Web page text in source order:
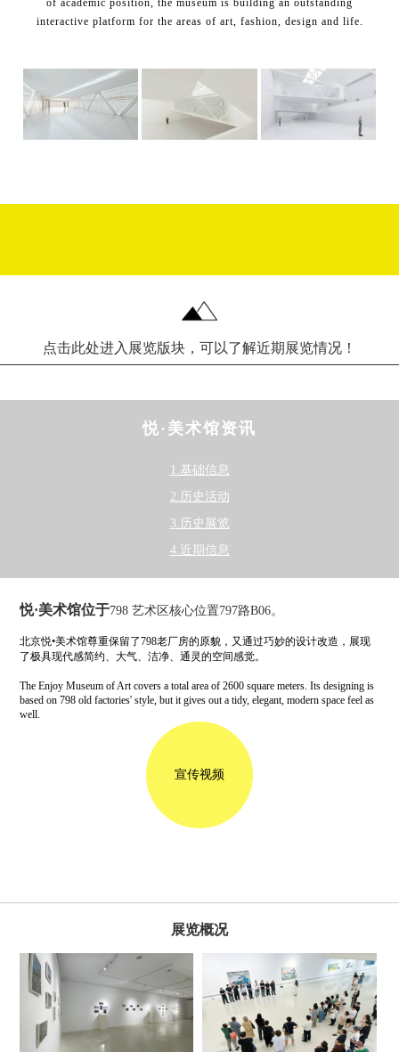
of academic position, the museum is building an outstanding
interactive platform for the areas of art, fashion, design and life.
点击此处进入展览版块，可以了解近期展览情况！
悦·美术馆资讯
1.基础信息
2.历史活动
3.历史展览
4.近期信息
悦·美术馆位于798 艺术区核心位置797路B06。
北京悦•美术馆尊重保留了798老厂房的原貌，又通过巧妙的设计改造，展现
了极具现代感简约、大气、洁净、通灵的空间感觉。
The Enjoy Museum of Art covers a total area of 2600 square meters. Its designing is
based on 798 old factories' style, but it gives out a tidy, elegant, modern space feel as
well.
宣传视频
展览概况